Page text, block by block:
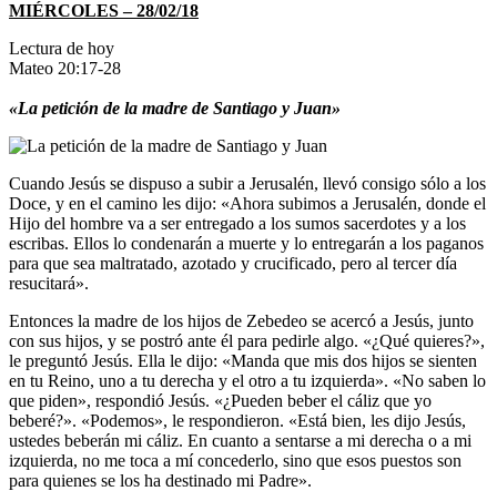
MIÉRCOLES – 28/02/18
Lectura de hoy
Mateo 20:17-28
«La petición de la madre de Santiago y Juan»
Cuando Jesús se dispuso a subir a Jerusalén, llevó consigo sólo a los
Doce, y en el camino les dijo: «Ahora subimos a Jerusalén, donde el
Hijo del hombre va a ser entregado a los sumos sacerdotes y a los
escribas. Ellos lo condenarán a muerte y lo entregarán a los paganos
para que sea maltratado, azotado y crucificado, pero al tercer día
resucitará».
Entonces la madre de los hijos de Zebedeo se acercó a Jesús, junto
con sus hijos, y se postró ante él para pedirle algo. «¿Qué quieres?»,
le preguntó Jesús. Ella le dijo: «Manda que mis dos hijos se sienten
en tu Reino, uno a tu derecha y el otro a tu izquierda». «No saben lo
que piden», respondió Jesús. «¿Pueden beber el cáliz que yo
beberé?». «Podemos», le respondieron. «Está bien, les dijo Jesús,
ustedes beberán mi cáliz. En cuanto a sentarse a mi derecha o a mi
izquierda, no me toca a mí concederlo, sino que esos puestos son
para quienes se los ha destinado mi Padre».